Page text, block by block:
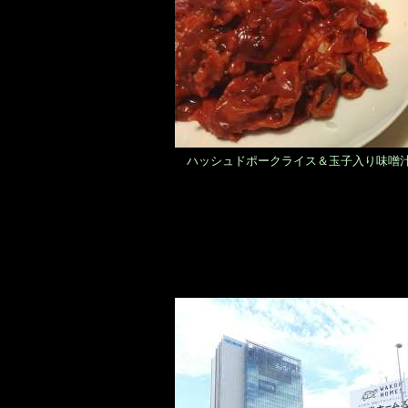
ハッシュドポークライス＆玉子入り味噌